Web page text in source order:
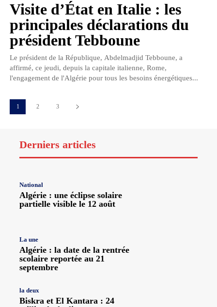
Visite d’État en Italie : les
principales déclarations du
président Tebboune
Le président de la République, Abdelmadjid Tebboune, a
affirmé, ce jeudi, depuis la capitale italienne, Rome,
l'engagement de l'Algérie pour tous les besoins énergétiques...
1 2 3
Derniers articles
National
Algérie : une éclipse solaire
partielle visible le 12 août
La une
Algérie : la date de la rentrée
scolaire reportée au 21
septembre
la deux
Biskra et El Kantara : 24